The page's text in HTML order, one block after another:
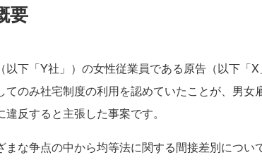
要
下「Y社」）の女性従業員である原告（以下「
てのみ社宅制度の利用を認めていたことが、男女
違反すると主張した事案です。
な争点の中から均等法に関する間接差別につい